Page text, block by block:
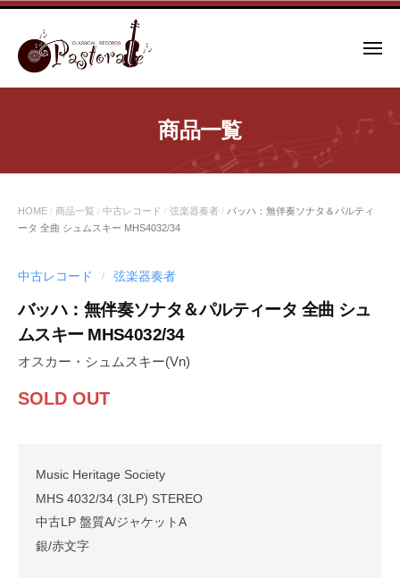
コ
メ
ー
商品一覧
HOME / 商品一覧 / 中古レコード / 弦楽器奏者 / バッハ：無伴奏ソナタ＆パルティ
ータ 全曲 シュムスキー MHS4032/34
中古レコード / 弦楽器奏者
バッハ：無伴奏ソナタ＆パルティータ 全曲 シュ
ムスキー MHS4032/34
オスカー・シュムスキー(Vn)
SOLD OUT
Music Heritage Society
MHS 4032/34 (3LP) STEREO
中古LP 盤質A/ジャケットA
銀/赤文字